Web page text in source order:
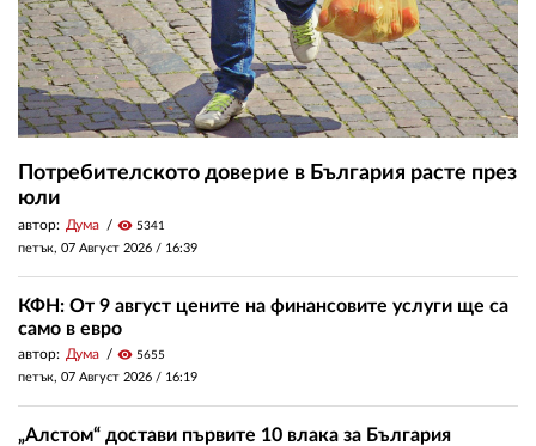
Потребителското доверие в България расте през
юли
автор: Дума visibility 5341
петък, 07 Август 2026 / 16:39
КФН: От 9 август цените на финансовите услуги ще са
само в евро
автор: Дума visibility 5655
петък, 07 Август 2026 / 16:19
„Алстом“ достави първите 10 влака за България